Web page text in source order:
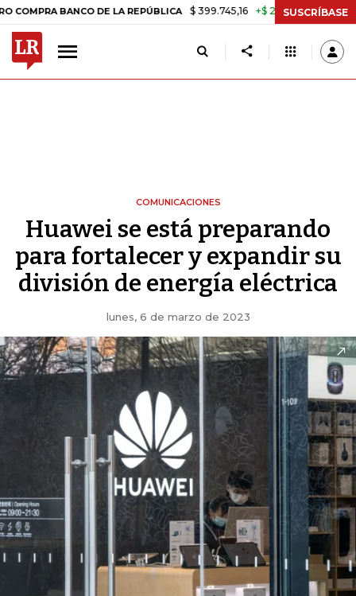
BANCO DE LA REPÚBLICA $ 399.745,16 +$ 2.295,71 +0,58% TASA
SUSCRÍBASE
COMUNICACIONES
Huawei se está preparando
para fortalecer y expandir su
división de energía eléctrica
lunes, 6 de marzo de 2023